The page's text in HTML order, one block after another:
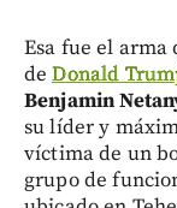
Esa fue el
deDonald
Benjamin
su líder y
víctima de un
grupo de